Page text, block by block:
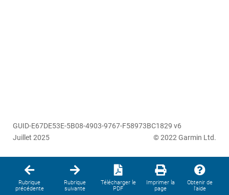
GUID-E67DE53E-5B08-4903-9767-F58973BC1829 v6
Juillet 2025
© 2022 Garmin Ltd.
Rubrique
précédente
Rubrique
suivante
Télécharger le
PDF
Imprimer la
page
Obtenir de
l'aide